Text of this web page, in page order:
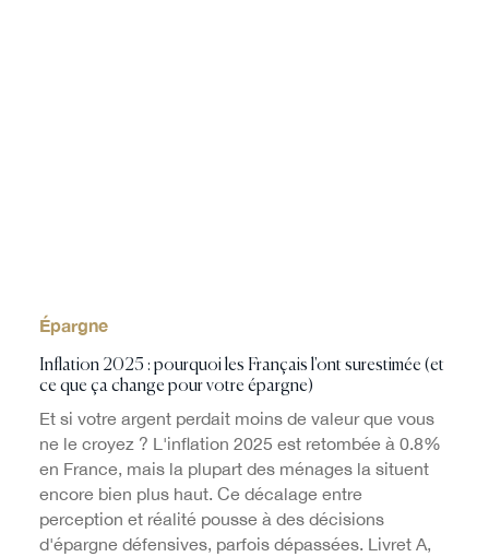
Épargne
Inflation 2025 : pourquoi les Français l'ont surestimée (et
ce que ça change pour votre épargne)
Et si votre argent perdait moins de valeur que vous
ne le croyez ? L'inflation 2025 est retombée à 0.8%
en France, mais la plupart des ménages la situent
encore bien plus haut. Ce décalage entre
perception et réalité pousse à des décisions
d'épargne défensives, parfois dépassées. Livret A,